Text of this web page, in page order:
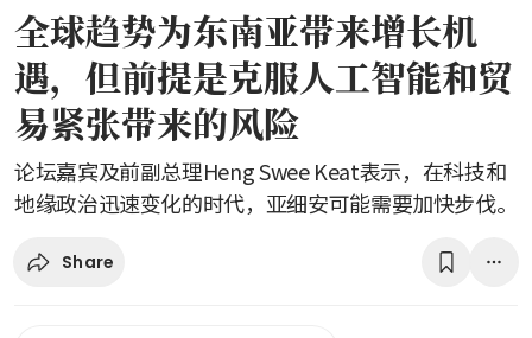
全球趋势为东南亚带来增长机
遇，但前提是克服人工智能和贸
易紧张带来的风险
论坛嘉宾及前副总理Heng Swee Keat表示，在科技和
地缘政治迅速变化的时代，亚细安可能需要加快步伐。
Share